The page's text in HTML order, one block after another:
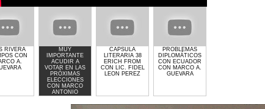
RIVERA
CON
A.
MUY
IMPORTANTE
ACUDIR A
VOTAR EN LAS
PRÓXIMAS
ELECCIONES
CON MARCO
ANTONIO
GUEVARA
CAPSULA
LITERARIA 38
ERICH FROM
CON LIC. FIDEL
LEON PEREZ
PROBLEMAS
DIPLOMÁTICOS
CON ECUADOR
CON MARCO A.
GUEVARA